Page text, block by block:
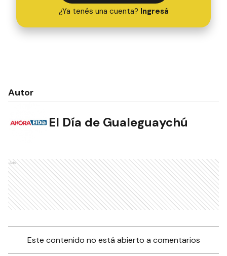
¿Ya tenés una cuenta? Ingresá
Autor
El Día de Gualeguaychú
Ads
Este contenido no está abierto a comentarios